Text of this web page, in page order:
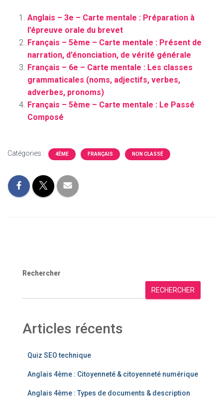
Anglais – 3e – Carte mentale : Préparation à
l’épreuve orale du brevet
Français – 5ème – Carte mentale : Présent de
narration, d’énonciation, de vérité générale
Français – 6e – Carte mentale : Les classes
grammaticales (noms, adjectifs, verbes,
adverbes, pronoms)
Français – 5ème – Carte mentale : Le Passé
Composé
Catégories : 4ÈME FRANÇAIS NON CLASSÉ
Rechercher
RECHERCHER
Articles récents
Quiz SEO technique
Anglais 4ème : Citoyenneté & citoyenneté numérique
Anglais 4ème : Types de documents & description